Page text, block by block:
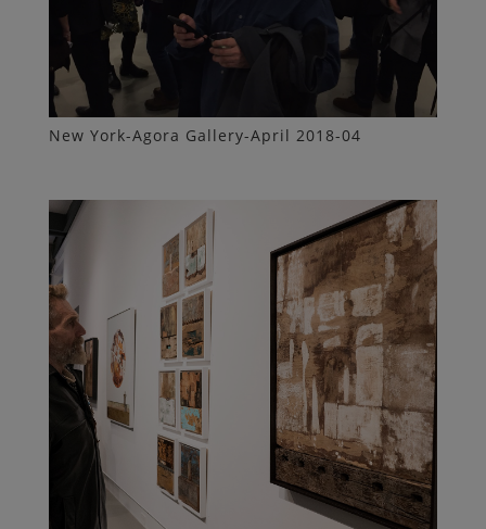
New York-Agora Gallery-April 2018-04